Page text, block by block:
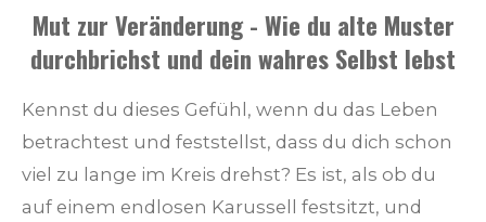
Mut zur Veränderung - Wie du alte Muster
durchbrichst und dein wahres Selbst lebst
Kennst du dieses Gefühl, wenn du das Leben
betrachtest und feststellst, dass du dich schon
viel zu lange im Kreis drehst? Es ist, als ob du
auf einem endlosen Karussell festsitzt, und